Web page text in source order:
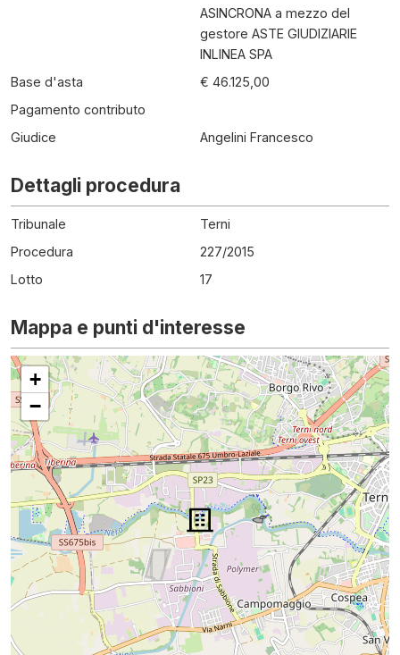
ASINCRONA a mezzo del
gestore ASTE GIUDIZIARIE
INLINEA SPA
Base d'asta
€ 46.125,00
Pagamento contributo
Giudice
Angelini Francesco
Dettagli procedura
Tribunale
Terni
Procedura
227/2015
Lotto
17
Mappa e punti d'interesse
+
−